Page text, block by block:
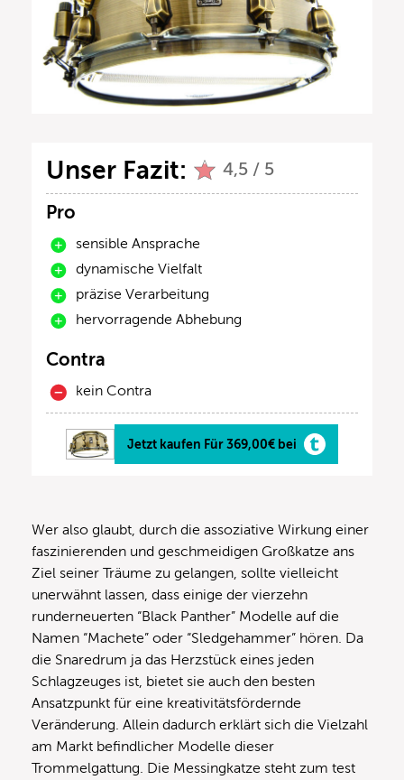
Unser Fazit: 4,5 / 5
Pro
sensible Ansprache
dynamische Vielfalt
präzise Verarbeitung
hervorragende Abhebung
Contra
kein Contra
Jetzt kaufen Für 369,00€ bei
Wer also glaubt, durch die assoziative Wirkung einer
faszinierenden und geschmeidigen Großkatze ans
Ziel seiner Träume zu gelangen, sollte vielleicht
unerwähnt lassen, dass einige der vierzehn
runderneuerten “Black Panther” Modelle auf die
Namen “Machete” oder “Sledgehammer” hören. Da
die Snaredrum ja das Herzstück eines jeden
Schlagzeuges ist, bietet sie auch den besten
Ansatzpunkt für eine kreativitätsfördernde
Veränderung. Allein dadurch erklärt sich die Vielzahl
am Markt befindlicher Modelle dieser
Trommelgattung. Die Messingkatze steht zum test